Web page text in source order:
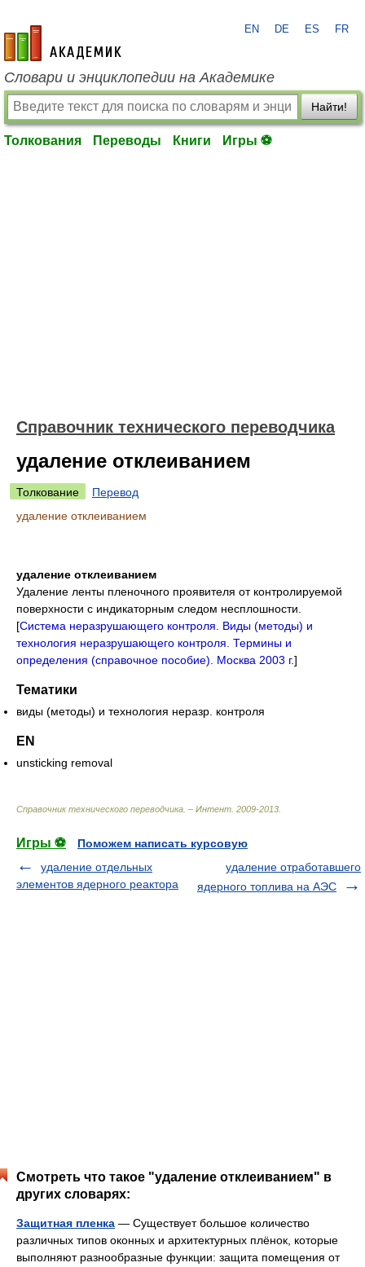
academic.ru
EN DE ES FR
Словари и энциклопедии на Академике
Найти!
Толкования Переводы Книги Игры ⚽
Справочник технического переводчика
удаление отклеиванием
Толкование
Перевод
удаление отклеиванием
удаление отклеиванием
Удаление ленты пленочного проявителя от контролируемой
поверхности с индикаторным следом несплошности.
[Система неразрушающего контроля. Виды (методы) и
технология неразрушающего контроля. Термины и
определения (справочное пособие). Москва 2003 г.]
Тематики
виды (методы) и технология неразр. контроля
EN
unsticking removal
Справочник технического переводчика. – Интент 2009-2013
Игры ⚽
Поможем написать курсовую
удаление отдельных
элементов ядерного реактора
удаление отработавшего
ядерного топлива на АЭС
Смотреть что такое "удаление отклеиванием" в
других словарях:
Защитная пленка — Существует большое количество
различных типов оконных и архитектурных плёнок, которые
выполняют разнообразные функции: защита помещения от